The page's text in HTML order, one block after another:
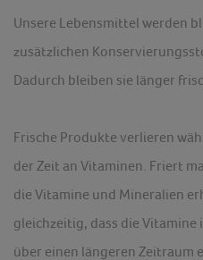
Unsere Lebensmittel werden
zusätzlichen
Dadurch bleiben sie länger
Frische Produkte verlieren
der Zeit an Vitaminen. Friert
die Vitamine und Mineralien
gleichzeitig, dass die Vitamine
über einen längeren Zeitraum